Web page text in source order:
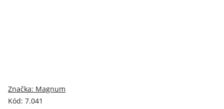
Kód: 7.041
Značka: Magnum